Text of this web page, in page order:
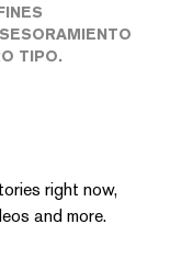
TIPO.
right now,
and more.